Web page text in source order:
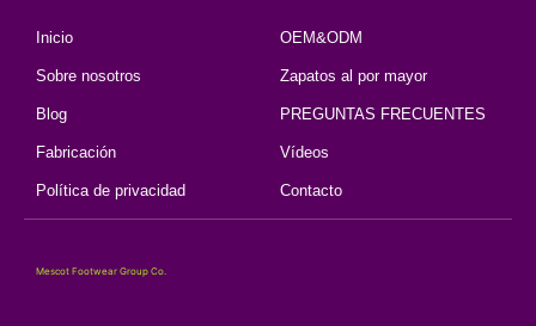
Inicio
Sobre nosotros
Blog
Fabricación
Política de privacidad
OEM&ODM
Zapatos al por mayor
PREGUNTAS FRECUENTES
Vídeos
Contacto
Mescot Footwear Group Co.